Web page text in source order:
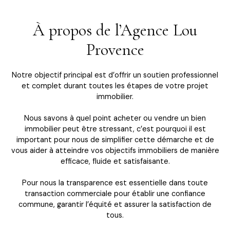
À propos de l’Agence Lou
Provence
Notre objectif principal est d’offrir un soutien professionnel
et complet durant toutes les étapes de votre projet
immobilier.
Nous savons à quel point acheter ou vendre un bien
immobilier peut être stressant, c’est pourquoi il est
important pour nous de simplifier cette démarche et de
vous aider à atteindre vos objectifs immobiliers de manière
efficace, fluide et satisfaisante.
Pour nous la transparence est essentielle dans toute
transaction commerciale pour établir une confiance
commune, garantir l’équité et assurer la satisfaction de
tous.